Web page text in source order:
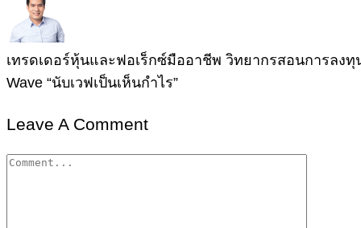
เทรดเดอร์หุ้นและฟอเร็กซ์มืออาชีพ วิทยากรสอนการลงทุ
Wave “นับเวฟเป็นเห็นกำไร”
Leave A Comment
Comment